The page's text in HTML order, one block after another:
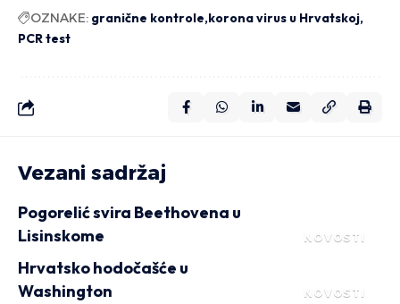
OZNAKE: granične kontrole korona virus u Hrvatskoj
PCR test
Vezani sadržaj
NOVOSTI
Pogorelić svira Beethovena u
Lisinskome
NOVOSTI
Hrvatsko hodočašće u
Washington